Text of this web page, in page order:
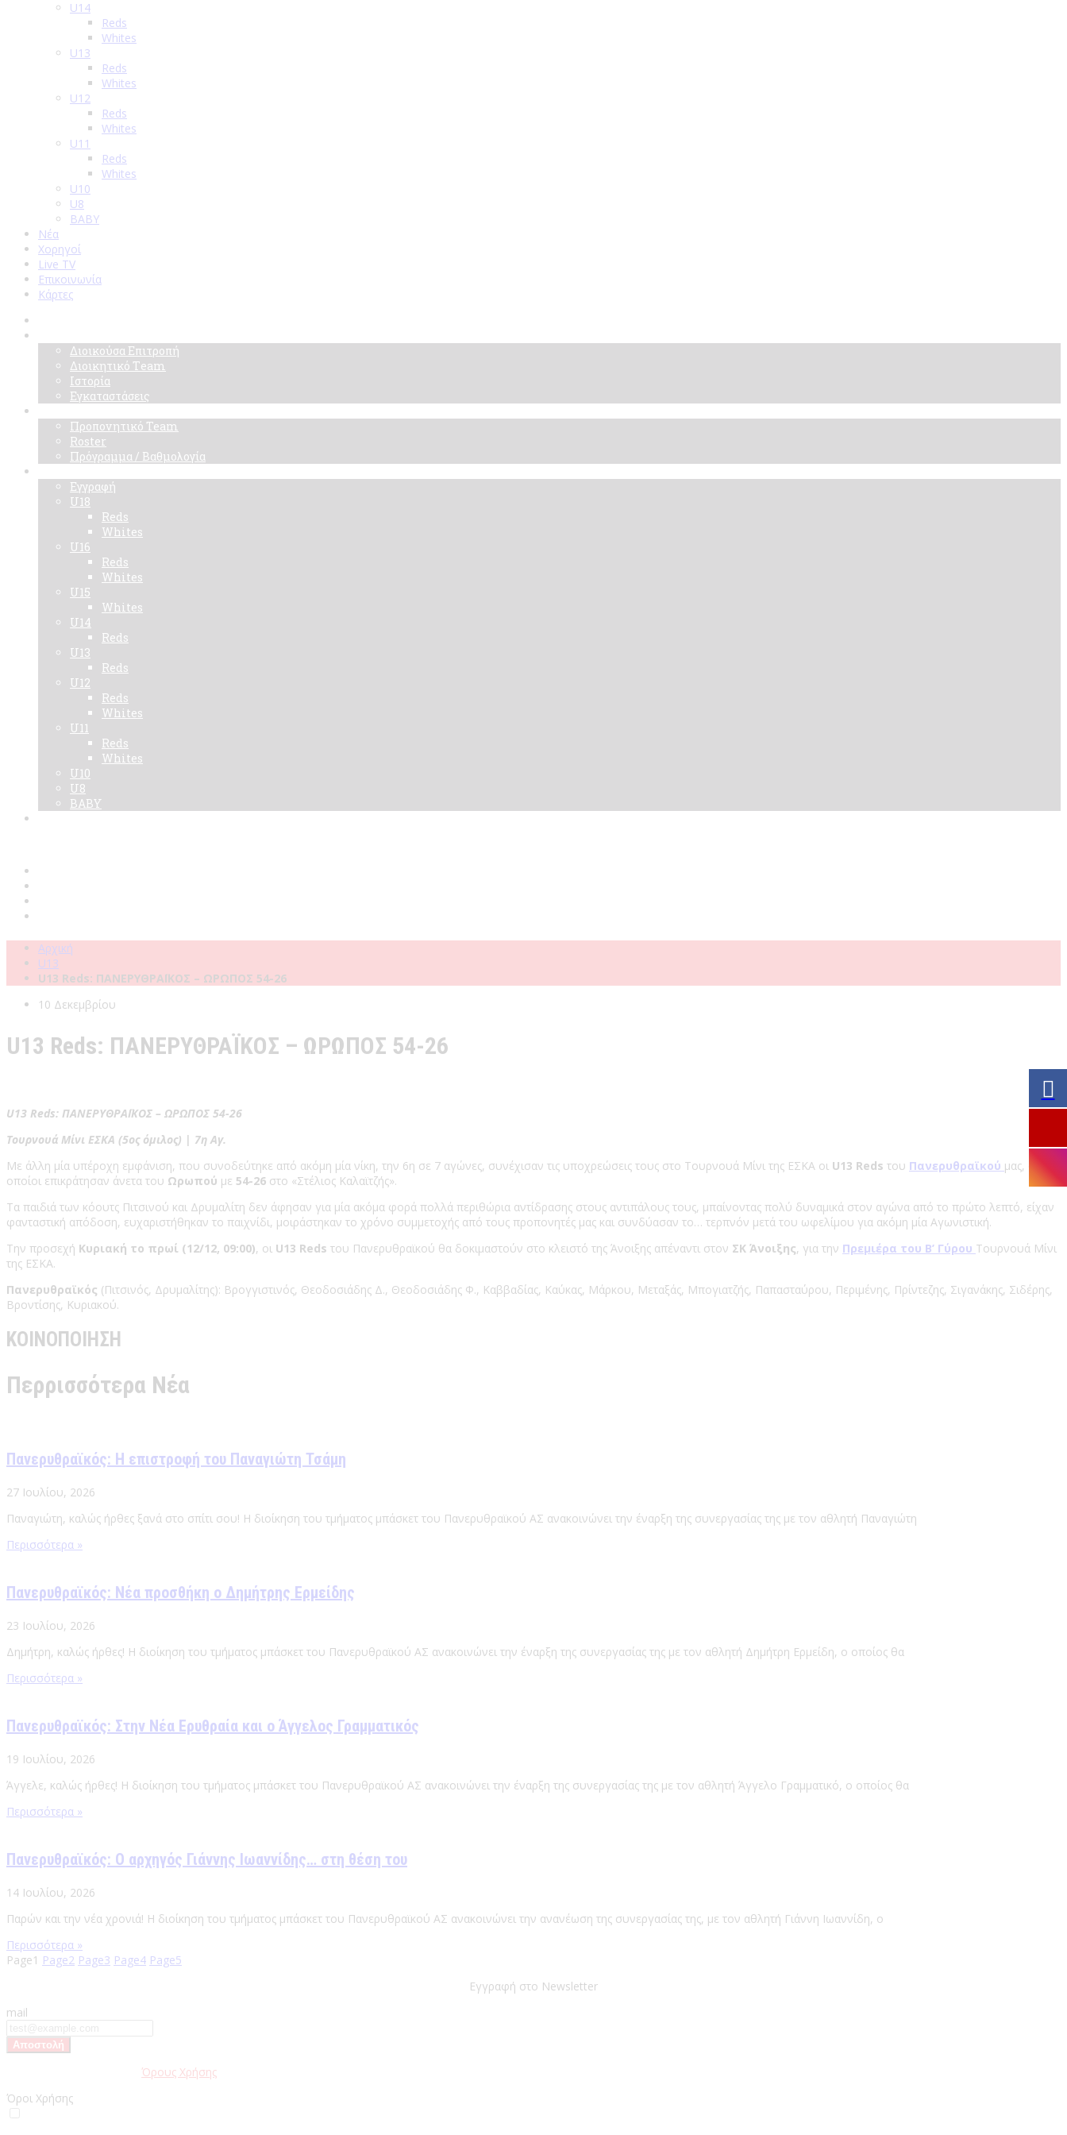
U14
Reds
Whites
U13
Reds
Whites
U12
Reds
Whites
U11
Reds
Whites
U10
U8
BABY
Νέα
Χορηγοί
Live TV
Επικοινωνία
Κάρτες
Διοικούσα Επιτροπή
Διοικητικό Τeam
Ιστορία
Εγκαταστάσεις
Προπονητικό Team
Roster
Πρόγραμμα / Βαθμολογία
Εγγραφή
U18
Reds
Whites
U16
Reds
Whites
U15
Whites
U14
Reds
U13
Reds
U12
Reds
Whites
U11
Reds
Whites
U10
U8
BABY
Αρχική
U13
U13 Reds: ΠΑΝΕΡΥΘΡΑΪΚΟΣ – ΩΡΩΠΟΣ 54-26
10 Δεκεμβρίου
U13 Reds: ΠΑΝΕΡΥΘΡΑΪΚΟΣ – ΩΡΩΠΟΣ 54-26
U13 Reds: ΠΑΝΕΡΥΘΡΑΪΚΟΣ – ΩΡΩΠΟΣ 54-26
Τουρνουά Μίνι ΕΣΚΑ (5ος όμιλος) | 7η Αγ.
Με άλλη μία υπέροχη εμφάνιση, που συνοδεύτηκε από ακόμη μία νίκη, την 6η σε 7 αγώνες, συνέχισαν τις υποχρεώσεις τους στο Τουρνουά Μίνι της ΕΣΚΑ οι U13 Reds του Πανερυθραϊκού μας, οι
οποίοι επικράτησαν άνετα του Ωρωπού με 54-26 στο «Στέλιος Καλαϊτζής».
Τα παιδιά των κόουτς Πιτσινού και Δρυμαλίτη δεν άφησαν για μία ακόμα φορά πολλά περιθώρια αντίδρασης στους αντιπάλους τους, μπαίνοντας πολύ δυναμικά στον αγώνα από το πρώτο λεπτό, είχαν
φανταστική απόδοση, ευχαριστήθηκαν το παιχνίδι, μοιράστηκαν το χρόνο συμμετοχής από τους προπονητές μας και συνδύασαν το… τερπνόν μετά του ωφελίμου για ακόμη μία Αγωνιστική.
Την προσεχή Κυριακή το πρωί (12/12, 09:00), οι U13 Reds του Πανερυθραϊκού θα δοκιμαστούν στο κλειστό της Άνοιξης απέναντι στον ΣΚ Άνοιξης, για την Πρεμιέρα του Β’ Γύρου Τουρνουά Μίνι
της ΕΣΚΑ.
Πανερυθραϊκός (Πιτσινός, Δρυμαλίτης): Βρογγιστινός, Θεοδοσιάδης Δ., Θεοδοσιάδης Φ., Καββαδίας, Καύκας, Μάρκου, Μεταξάς, Μπογιατζής, Παπασταύρου, Περιμένης, Πρίντεζης, Σιγανάκης, Σιδέρης,
Βροντίσης, Κυριακού.
ΚΟΙΝΟΠΟΙΗΣΗ
Περρισσότερα Νέα
Πανερυθραϊκός: Η επιστροφή του Παναγιώτη Τσάμη
27 Ιουλίου, 2026
Παναγιώτη, καλώς ήρθες ξανά στο σπίτι σου! Η διοίκηση του τμήματος μπάσκετ του Πανερυθραϊκού ΑΣ ανακοινώνει την έναρξη της συνεργασίας της με τον αθλητή Παναγιώτη
Περισσότερα »
Πανερυθραϊκός: Νέα προσθήκη ο Δημήτρης Ερμείδης
23 Ιουλίου, 2026
Δημήτρη, καλώς ήρθες! Η διοίκηση του τμήματος μπάσκετ του Πανερυθραϊκού ΑΣ ανακοινώνει την έναρξη της συνεργασίας της με τον αθλητή Δημήτρη Ερμείδη, ο οποίος θα
Περισσότερα »
Πανερυθραϊκός: Στην Νέα Ερυθραία και ο Άγγελος Γραμματικός
19 Ιουλίου, 2026
Άγγελε, καλώς ήρθες! Η διοίκηση του τμήματος μπάσκετ του Πανερυθραϊκού ΑΣ ανακοινώνει την έναρξη της συνεργασίας της με τον αθλητή Άγγελο Γραμματικό, ο οποίος θα
Περισσότερα »
Πανερυθραϊκός: Ο αρχηγός Γιάννης Ιωαννίδης… στη θέση του
14 Ιουλίου, 2026
Παρών και την νέα χρονιά! Η διοίκηση του τμήματος μπάσκετ του Πανερυθραϊκού ΑΣ ανακοινώνει την ανανέωση της συνεργασίας της, με τον αθλητή Γιάννη Ιωαννίδη, ο
Περισσότερα »
Page1 Page2 Page3 Page4 Page5
Εγγραφή στο Newsletter
mail
Όρους Χρήσης
Όροι Χρήσης